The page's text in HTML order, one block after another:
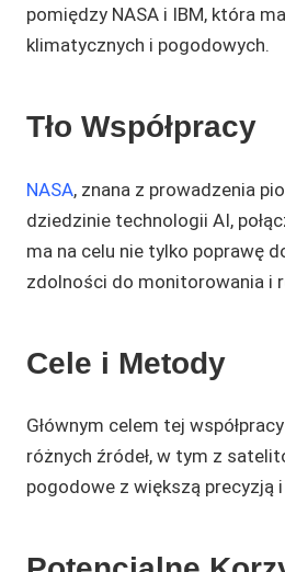
pomiędzy NASA i IBM, która
klimatycznych i pogodowych.
Tło Współpracy
NASA, znana z prowadzenia
dziedzinie technologii AI,
ma na celu nie tylko poprawę
zdolności do monitorowania i
Cele i Metody
Głównym celem tej
różnych źródeł, w tym z
pogodowe z większą precyzją